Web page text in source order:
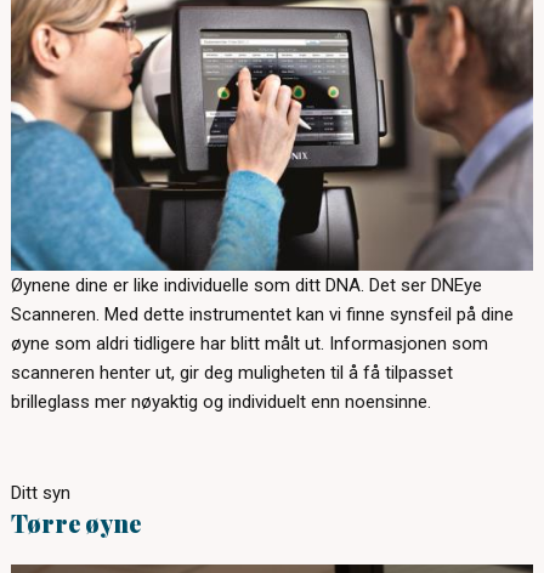
Øynene dine er like individuelle som ditt DNA. Det ser DNEye
Scanneren. Med dette instrumentet kan vi finne synsfeil på dine
øyne som aldri tidligere har blitt målt ut. Informasjonen som
scanneren henter ut, gir deg muligheten til å få tilpasset
brilleglass mer nøyaktig og individuelt enn noensinne.
Ditt syn
Tørre øyne